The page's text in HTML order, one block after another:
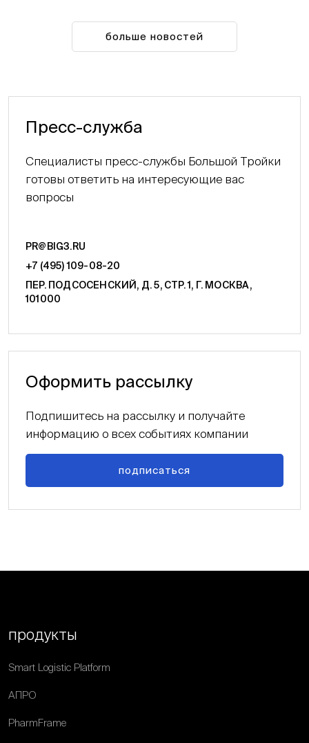
больше новостей
Пресс-служба
Специалисты пресс-службы Большой Тройки
готовы ответить на интересующие вас
вопросы
PR@BIG3.RU
+7 (495) 109-08-20
ПЕР. ПОДСОСЕНСКИЙ, Д. 5, СТР. 1, Г. МОСКВА,
101000
Оформить рассылку
Подпишитесь на рассылку и получайте
информацию о всех событиях компании
подписаться
продукты
Smart Logistic Platform
АПРО
PharmFrame